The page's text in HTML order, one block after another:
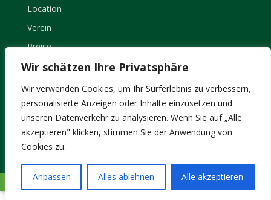
Wir schätzen Ihre Privatsphäre
Wir verwenden Cookies, um Ihr Surferlebnis zu verbessern,
personalisierte Anzeigen oder Inhalte einzusetzen und
unseren Datenverkehr zu analysieren. Wenn Sie auf „Alle
akzeptieren" klicken, stimmen Sie der Anwendung von
Cookies zu.
Anpassen Alles ablehnen Alle akzeptieren
Location
Verein
Preise
Kontakt
Impressum
Datenschutz